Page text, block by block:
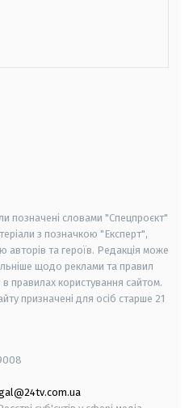
позначені словами "Спецпроєкт"
з позначкою "Експерт",
авторів та героїв. Редакція може
щодо реклами та правил
правилах користування сайтом.
призначені для осіб старше 21